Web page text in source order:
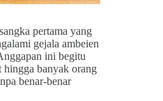
pertama yang
gejala ambeien
ini begitu
hingga banyak orang
benar-benar